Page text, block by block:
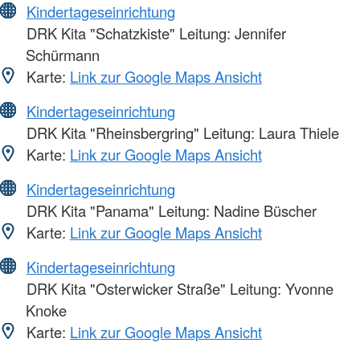
Kindertageseinrichtung
DRK Kita "Schatzkiste" Leitung: Jennifer
Schürmann
Karte: Link zur Google Maps Ansicht
Kindertageseinrichtung
DRK Kita "Rheinsbergring" Leitung: Laura Thiele
Karte: Link zur Google Maps Ansicht
Kindertageseinrichtung
DRK Kita "Panama" Leitung: Nadine Büscher
Karte: Link zur Google Maps Ansicht
Kindertageseinrichtung
DRK Kita "Osterwicker Straße" Leitung: Yvonne
Knoke
Karte: Link zur Google Maps Ansicht